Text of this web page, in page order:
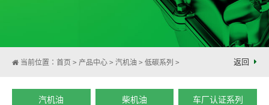
当前位置： 首页 > 产品中心 > 汽机油 > 低碳系列 > 返回
汽机油 柴机油 车厂认证系列